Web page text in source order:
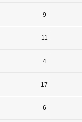
9
11
4
17
6